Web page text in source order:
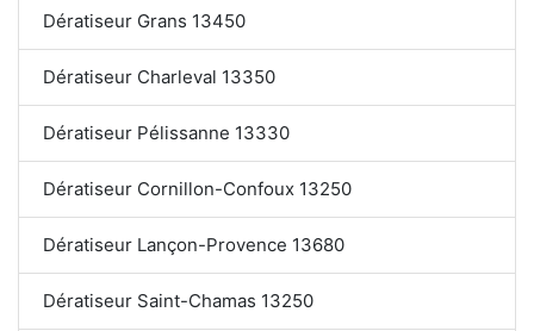
Dératiseur Grans 13450
Dératiseur Charleval 13350
Dératiseur Pélissanne 13330
Dératiseur Cornillon-Confoux 13250
Dératiseur Lançon-Provence 13680
Dératiseur Saint-Chamas 13250